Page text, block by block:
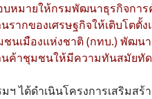
บหมายให้กรมพัฒนาธุรกิจการ
รากของเศรษฐกิจให้เติบโต
ชนเมืองแห่งชาติ (กทบ.) พัฒน
นค้าชุมชนให้มีความทันสมัยทั
มฯ ได้ดำเนินโครงการเสริมส